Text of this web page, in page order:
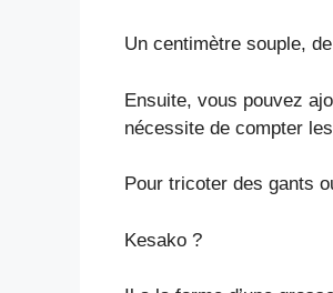
Un centimètre souple,
Ensuite, vous pouvez
nécessite de compter
Pour tricoter des gants
Kesako ?